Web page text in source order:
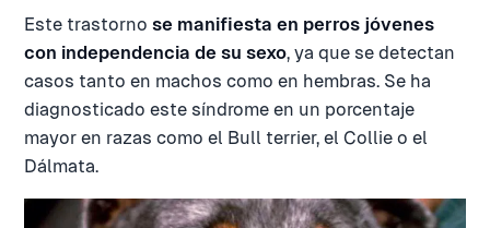
Este trastorno se manifiesta en perros jóvenes
con independencia de su sexo, ya que se detectan
casos tanto en machos como en hembras. Se ha
diagnosticado este síndrome en un porcentaje
mayor en razas como el Bull terrier, el Collie o el
Dálmata.